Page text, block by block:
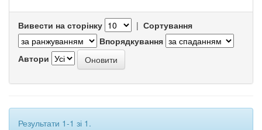
Вивести на сторінку | Сортування
Впорядкування
Автори
Результати 1-1 зі 1.